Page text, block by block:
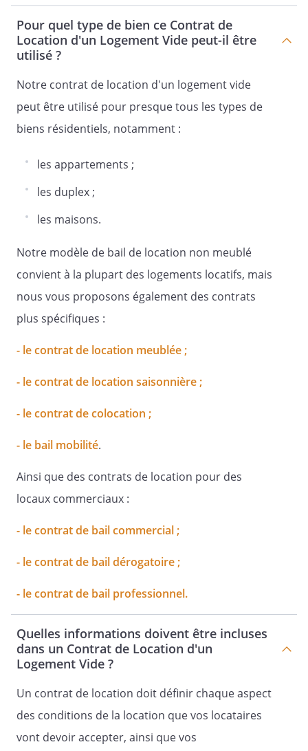
l'article 20-1 de la loi n°89-462 en date
du 6 juillet 1989, le locataire pourra à
tout moment demander au
propriétaire
ne satisfait pas aux conditions de
décence ;
délivrer au locataire le logement en
que les équipements mentionnés ci-
fonctionnement, sous réserve des
conventions particulières prévues par
assurer au locataire la jouissance
paisible du logement et, sans préjudice
des dispositions de l'article 1721 du
Code civil, le garantir des vices ou
défauts de nature à y faire obstacle
lieux et visés aux conditions
l'usage prévu par le présent contrat et
que locatives, nécessaires au maintien
locaux loués ;
ne pas s'opposer aux aménagements
ceux-ci ne constituent pas une
locataire le nom et l'adresse du
nouveau propriétaire, ainsi que, le cas
échéant, ceux du mandataire.
B – Obligations du locataire
conditions suivantes, qu'il s'oblige à
exécuter et accomplir, indépendamment
de celles pouvant résulter de la loi ou de
l'usage :
Pour quel type de bien ce Contrat de
Location d'un Logement Vide peut-il être
utilisé ?
Notre contrat de location d'un logement vide
peut être utilisé pour presque tous les types de
biens résidentiels, notamment :
les appartements ;
les duplex ;
les maisons.
Notre modèle de bail de location non meublé
convient à la plupart des logements locatifs, mais
nous vous proposons également des contrats
plus spécifiques :
- le contrat de location meublée ;
- le contrat de location saisonnière ;
- le contrat de colocation ;
- le bail mobilité.
Ainsi que des contrats de location pour des
locaux commerciaux :
- le contrat de bail commercial ;
- le contrat de bail dérogatoire ;
- le contrat de bail professionnel.
Quelles informations doivent être incluses
dans un Contrat de Location d'un
Logement Vide ?
Un contrat de location doit définir chaque aspect
des conditions de la location que vos locataires
vont devoir accepter, ainsi que vos